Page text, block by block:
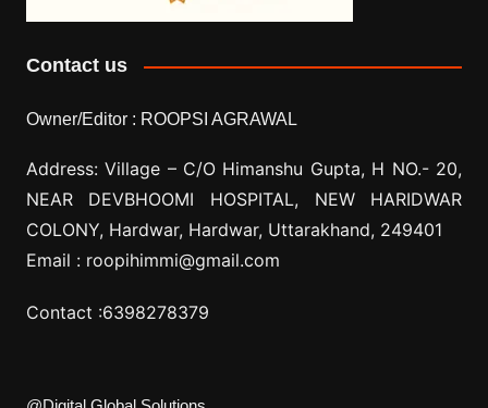
Contact us
Owner/Editor : ROOPSI AGRAWAL
Address: Village – C/O Himanshu Gupta, H NO.- 20,
NEAR DEVBHOOMI HOSPITAL, NEW HARIDWAR
COLONY, Hardwar, Hardwar, Uttarakhand, 249401
Email : roopihimmi@gmail.com
Contact :6398278379